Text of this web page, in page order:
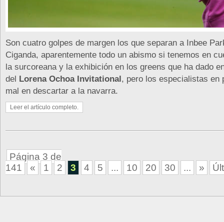
Son cuatro golpes de margen los que separan a Inbee
Ciganda, aparentemente todo un abismo si tenemos en
la surcoreana y la exhibición en los greens que ha dado
del Lorena Ochoa Invitational, pero los especialistas en
mal en descartar a la navarra.
Leer el artículo completo.
Página 3 de
141
« 1 2 3 4 5 ... 10 20 30 ... »